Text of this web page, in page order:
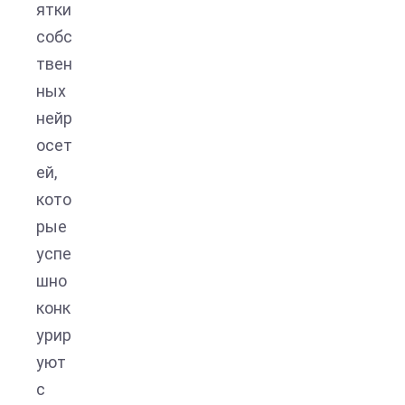
ятки
собс
твен
ных
нейр
осет
ей,
кото
рые
успе
шно
конк
урир
уют
с